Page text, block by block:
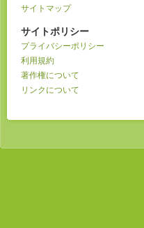
サイトマップ
サイトポリシー
プライバシーポリシー
利用規約
著作権について
リンクについて